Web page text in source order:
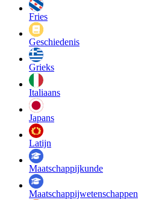
Fries
Geschiedenis
Grieks
Italiaans
Japans
Latijn
Maatschappij­kunde
Maatschappij­wetenschappen